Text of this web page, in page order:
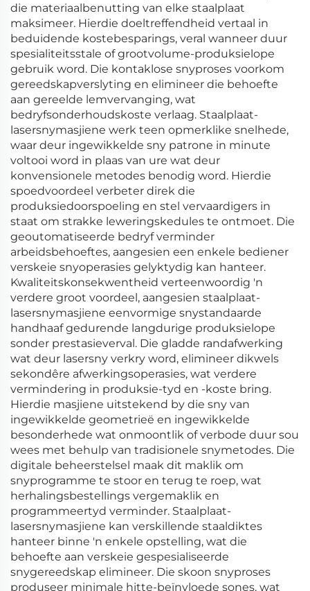
die materiaalbenutting van elke staalplaat
maksimeer. Hierdie doeltreffendheid vertaal in
beduidende kostebesparings, veral wanneer duur
spesialiteitsstale of grootvolume-produksielope
gebruik word. Die kontaklose snyproses voorkom
gereedskapverslyting en elimineer die behoefte
aan gereelde lemvervanging, wat
bedryfsonderhoudskoste verlaag. Staalplaat-
lasersnymasjiene werk teen opmerklike snelhede,
waar deur ingewikkelde sny patrone in minute
voltooi word in plaas van ure wat deur
konvensionele metodes benodig word. Hierdie
spoedvoordeel verbeter direk die
produksiedoorspoeling en stel vervaardigers in
staat om strakke leweringskedules te ontmoet. Die
geoutomatiseerde bedryf verminder
arbeidsbehoeftes, aangesien een enkele bediener
verskeie snyoperasies gelyktydig kan hanteer.
Kwaliteitskonsekwentheid verteenwoordig 'n
verdere groot voordeel, aangesien staalplaat-
lasersnymasjiene eenvormige snystandaarde
handhaaf gedurende langdurige produksielope
sonder prestasieverval. Die gladde randafwerking
wat deur lasersny verkry word, elimineer dikwels
sekondêre afwerkingsoperasies, wat verdere
vermindering in produksie-tyd en -koste bring.
Hierdie masjiene uitstekend by die sny van
ingewikkelde geometrieë en ingewikkelde
besonderhede wat onmoontlik of verbode duur sou
wees met behulp van tradisionele snymetodes. Die
digitale beheerstelsel maak dit maklik om
snyprogramme te stoor en terug te roep, wat
herhalingsbestellings vergemaklik en
programmeertyd verminder. Staalplaat-
lasersnymasjiene kan verskillende staaldiktes
hanteer binne 'n enkele opstelling, wat die
behoefte aan verskeie gespesialiseerde
snygereedskap elimineer. Die skoon snyproses
produseer minimale hitte-beïnvloede sones, wat